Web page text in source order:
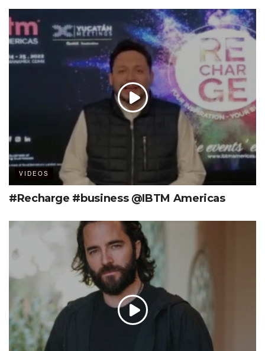
VIDEOS
#Recharge #business @IBTM Americas